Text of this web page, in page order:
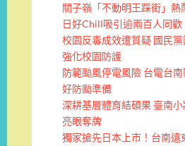
關子嶺「不動明王踩街」
日好Chill吸引逾兩百人同歡
校園反毒成效遭質疑 國民
強化校園防護
防範颱風停電風險 台電台
好防颱準備
深耕基層體育結碩果 臺南
亮眼奪牌
獨家搶先日本上市！台南遠